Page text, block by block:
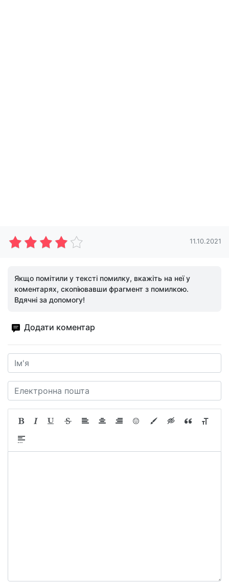
11.10.2021
Якщо помітили у тексті помилку, вкажіть на неї у
коментарях, скопіювавши фрагмент з помилкою.
Вдячні за допомогу!
Додати коментар